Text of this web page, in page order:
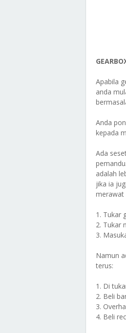
Apabila
anda
Anda
kepada
Ada
adalah
jika ia
merawat
1. Tukar
2. Tukar
3.
Namun
terus:
1. Di
2. Beli
3.
4. Beli